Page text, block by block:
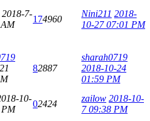
2018-7-
174960
Nini211 2018-
10-27 07:01 PM
82887
sharah0719
2018-10-24
01:59 PM
10-
PM
02424
zailow 2018-10-
7 09:38 PM